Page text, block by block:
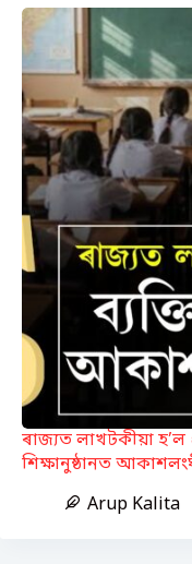
ৰাজ্যত লাখটকীয়া হ’ল
শিক্ষানুষ্ঠানত
Arup Kalita